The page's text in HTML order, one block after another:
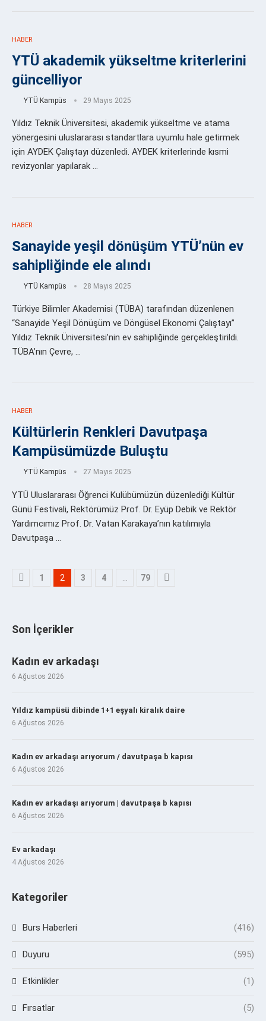
HABER
YTÜ akademik yükseltme kriterlerini
güncelliyor
YTÜ Kampüs 29 Mayıs 2025
Yıldız Teknik Üniversitesi, akademik yükseltme ve atama
yönergesini uluslararası standartlara uyumlu hale getirmek
için AYDEK Çalıştayı düzenledi. AYDEK kriterlerinde kısmi
revizyonlar yapılarak …
HABER
Sanayide yeşil dönüşüm YTÜ’nün ev
sahipliğinde ele alındı
YTÜ Kampüs 28 Mayıs 2025
Türkiye Bilimler Akademisi (TÜBA) tarafından düzenlenen
“Sanayide Yeşil Dönüşüm ve Döngüsel Ekonomi Çalıştayı”
Yıldız Teknik Üniversitesi’nin ev sahipliğinde gerçekleştirildi.
TÜBA’nın Çevre, …
HABER
Kültürlerin Renkleri Davutpaşa
Kampüsümüzde Buluştu
YTÜ Kampüs 27 Mayıs 2025
YTÜ Uluslararası Öğrenci Kulübümüzün düzenlediği Kültür
Günü Festivali, Rektörümüz Prof. Dr. Eyüp Debik ve Rektör
Yardımcımız Prof. Dr. Vatan Karakaya’nın katılımıyla
Davutpaşa …
1 2 3 4 79
Son İçerikler
Kadın ev arkadaşı
6 Ağustos 2026
Yıldız kampüsü dibinde 1+1 eşyalı kiralık daire
6 Ağustos 2026
Kadın ev arkadaşı arıyorum / davutpaşa b kapısı
6 Ağustos 2026
Kadın ev arkadaşı arıyorum | davutpaşa b kapısı
6 Ağustos 2026
Ev arkadaşı
4 Ağustos 2026
Kategoriler
Burs Haberleri (416)
Duyuru (595)
Etkinlikler (1)
Fırsatlar (5)